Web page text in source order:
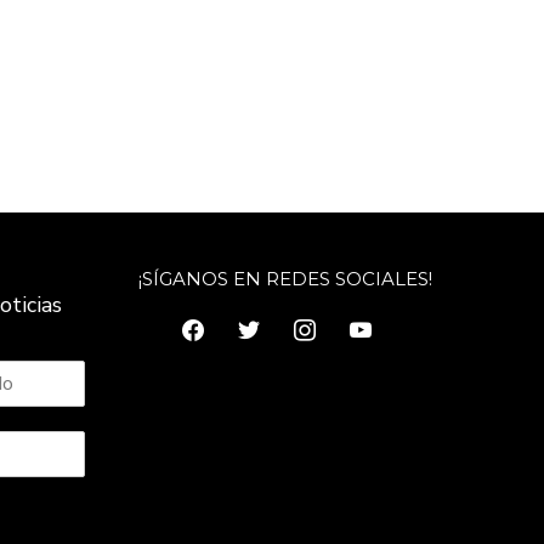
¡SÍGANOS EN REDES SOCIALES!
facebooktwitterinstagramyoutube